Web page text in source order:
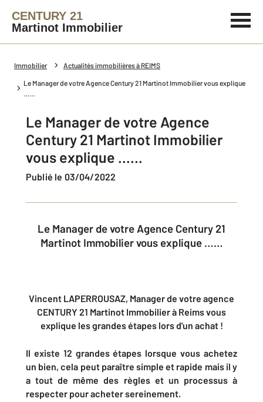
CENTURY 21
Martinot Immobilier
Immobilier Actualités immobilières à REIMS
Le Manager de votre Agence Century 21 Martinot Immobilier vous explique
……
Le Manager de votre Agence
Century 21 Martinot Immobilier
vous explique ……
Publié le 03/04/2022
Le Manager de votre Agence Century 21
Martinot Immobilier vous explique ……
Vincent LAPERROUSAZ, Manager de votre agence
CENTURY 21 Martinot Immobilier à Reims vous
explique les grandes étapes lors d'un achat !
Il existe 12 grandes étapes lorsque vous achetez
un bien, cela peut paraître simple et rapide mais il y
a tout de même des règles et un processus à
respecter pour acheter sereinement.